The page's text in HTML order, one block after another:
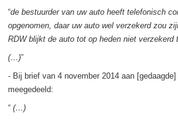
“de bestuurder van uw auto heeft telefonisch
opgenomen, daar uw auto wel verzekerd zou
RDW blijkt de auto tot op heden niet verzekerd
(…)”
- Bij brief van 4 november 2014 aan
meegedeeld:
“ (…)